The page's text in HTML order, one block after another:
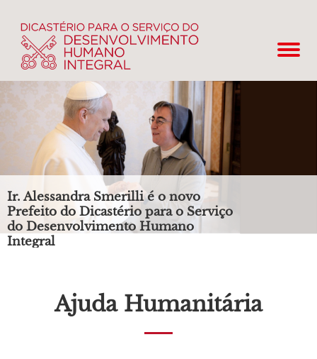
Ir. Alessandra Smerilli é o novo
Prefeito do Dicastério para o Serviço
do Desenvolvimento Humano
Integral
Ajuda Humanitária